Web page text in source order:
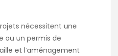
nécessitent une
ou un permis de
et l’aménagement